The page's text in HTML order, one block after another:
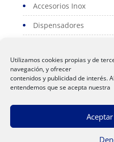
Utilizamos cookies propias y de
navegación, y ofrecer
contenidos y publicidad de interés.
entendemos que se acepta nuestra
Accesorios Inox
Dispensadores
Serviconos
Servilleteros